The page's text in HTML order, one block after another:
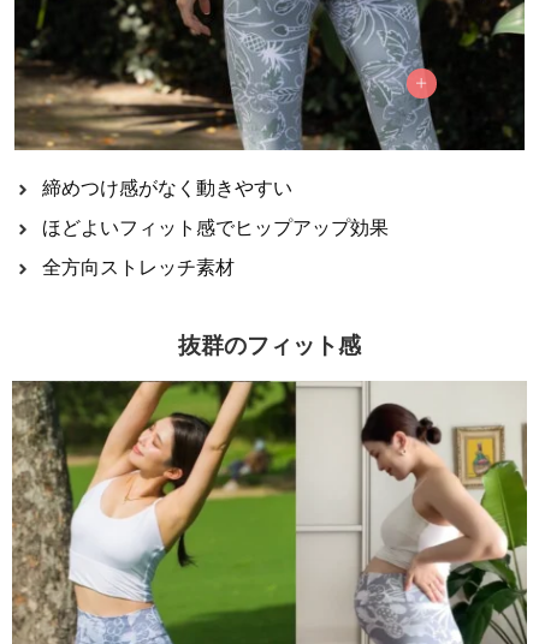
締めつけ感がなく動きやすい
ほどよいフィット感でヒップアップ効果
全方向ストレッチ素材
抜群のフィット感